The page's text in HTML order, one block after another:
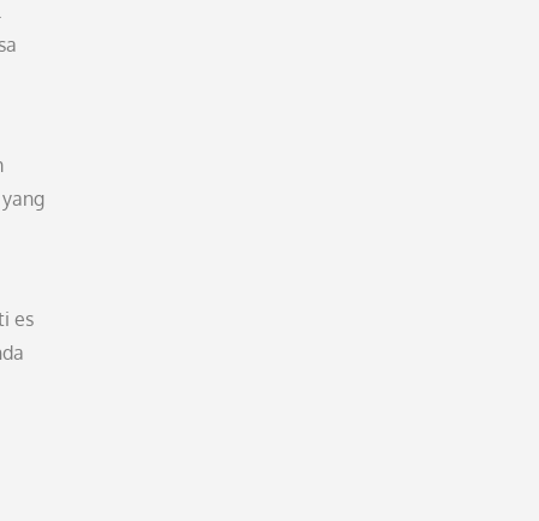
es